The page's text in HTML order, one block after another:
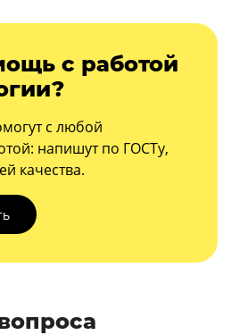
с работой
с любой
напишут по ГОСТу,
качества.